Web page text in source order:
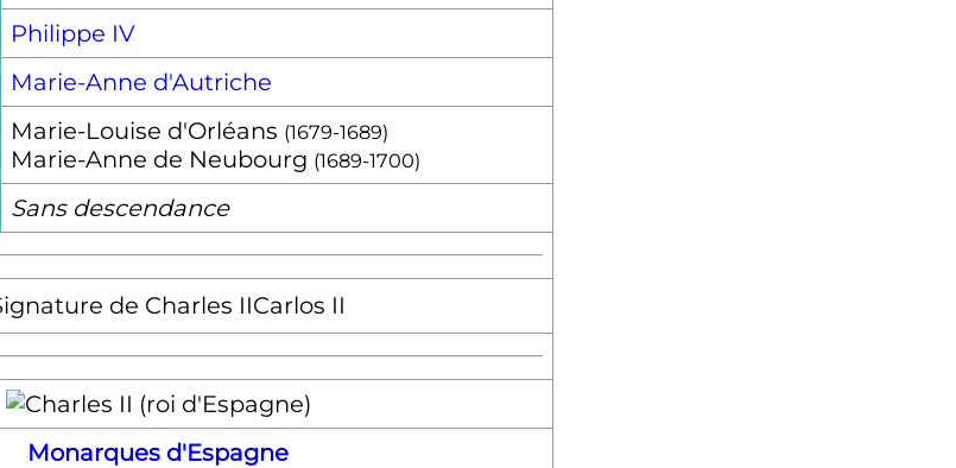
Philippe IV
Marie-Anne d'Autriche
Marie-Louise d'Orléans (1679-1689)
Marie-Anne de Neubourg (1689-1700)
Sans descendance
Monarques d'Espagne